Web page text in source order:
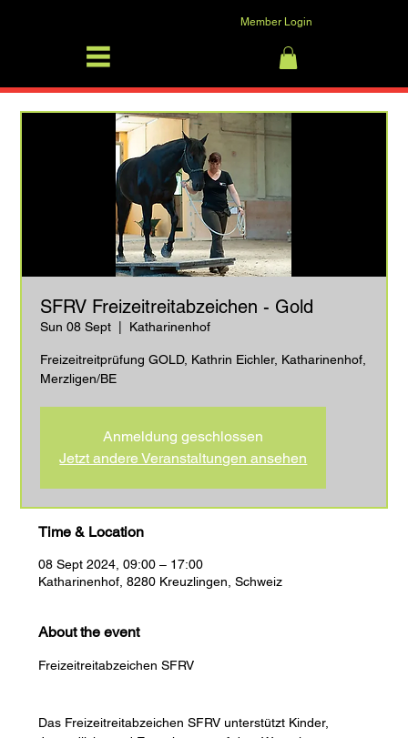
Log In
Member Login
SFRV Freizeitreitabzeichen - Gold
Sun 08 Sept
  |
Katharinenhof
Freizeitreitprüfung GOLD, Kathrin Eichler, Katharinenhof,
Merzligen/BE
Anmeldung geschlossen
Jetzt andere Veranstaltungen ansehen
Time & Location
08 Sept 2024, 09:00 – 17:00
Katharinenhof, 8280 Kreuzlingen, Schweiz
About the event
Das Freizeitreitabzeichen SFRV unterstützt Kinder,